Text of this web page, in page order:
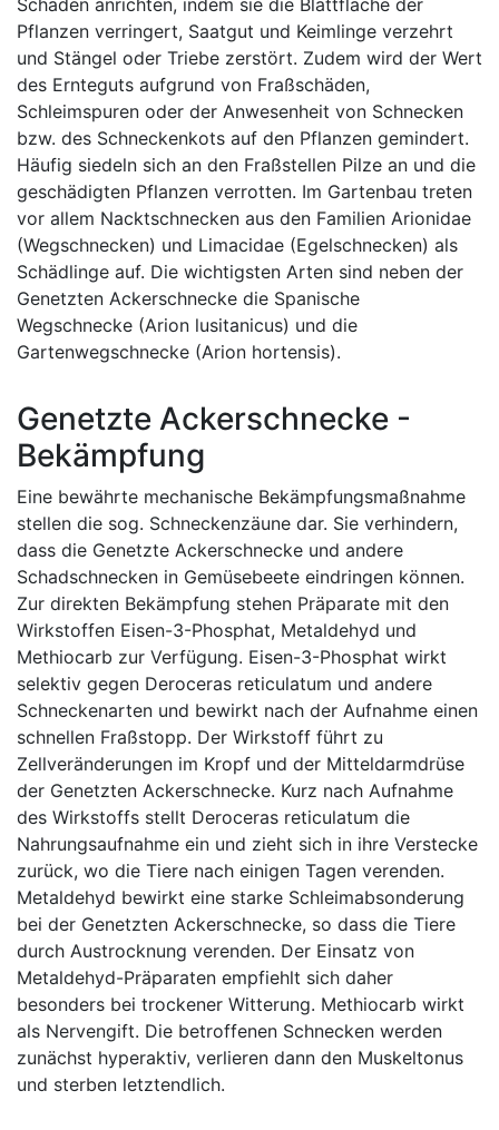
Pflanzen verringert, Saatgut und Keimlinge verzehrt
und Stängel oder Triebe zerstört. Zudem wird der Wert
des Ernteguts aufgrund von Fraßschäden,
Schleimspuren oder der Anwesenheit von Schnecken
bzw. des Schneckenkots auf den Pflanzen gemindert.
Häufig siedeln sich an den Fraßstellen Pilze an und die
geschädigten Pflanzen verrotten. Im Gartenbau treten
vor allem Nacktschnecken aus den Familien Arionidae
(Wegschnecken) und Limacidae (Egelschnecken) als
Schädlinge auf. Die wichtigsten Arten sind neben der
Genetzten Ackerschnecke die Spanische
Wegschnecke (Arion lusitanicus) und die
Gartenwegschnecke (Arion hortensis).
Genetzte Ackerschnecke -
Bekämpfung
Eine bewährte mechanische Bekämpfungsmaßnahme
stellen die sog. Schneckenzäune dar. Sie verhindern,
dass die Genetzte Ackerschnecke und andere
Schadschnecken in Gemüsebeete eindringen können.
Zur direkten Bekämpfung stehen Präparate mit den
Wirkstoffen Eisen-3-Phosphat, Metaldehyd und
Methiocarb zur Verfügung. Eisen-3-Phosphat wirkt
selektiv gegen Deroceras reticulatum und andere
Schneckenarten und bewirkt nach der Aufnahme einen
schnellen Fraßstopp. Der Wirkstoff führt zu
Zellveränderungen im Kropf und der Mitteldarmdrüse
der Genetzten Ackerschnecke. Kurz nach Aufnahme
des Wirkstoffs stellt Deroceras reticulatum die
Nahrungsaufnahme ein und zieht sich in ihre Verstecke
zurück, wo die Tiere nach einigen Tagen verenden.
Metaldehyd bewirkt eine starke Schleimabsonderung
bei der Genetzten Ackerschnecke, so dass die Tiere
durch Austrocknung verenden. Der Einsatz von
Metaldehyd-Präparaten empfiehlt sich daher
besonders bei trockener Witterung. Methiocarb wirkt
als Nervengift. Die betroffenen Schnecken werden
zunächst hyperaktiv, verlieren dann den Muskeltonus
und sterben letztendlich.